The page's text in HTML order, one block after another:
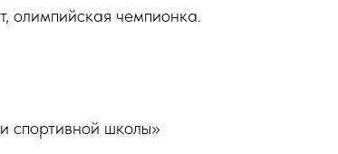
олимпийская чемпионка.
спортивной школы»